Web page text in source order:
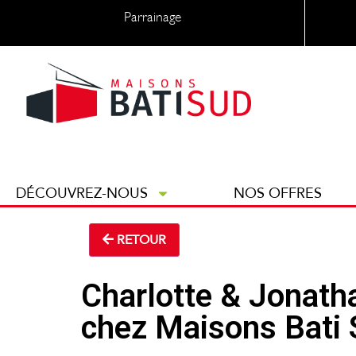
Parrainage
DÉCOUVREZ-NOUS NOS OFFRES
RETOUR
Charlotte &
chez Maisons Bati